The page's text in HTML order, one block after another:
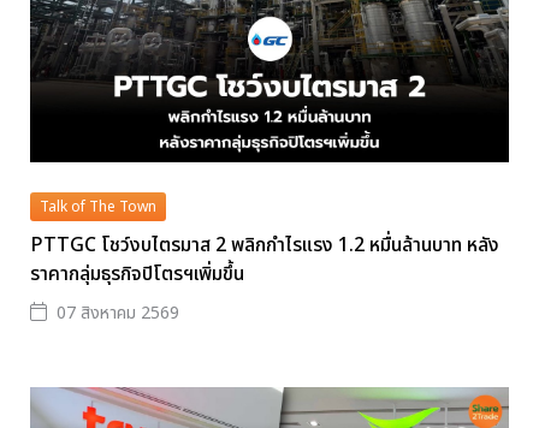
Talk of The Town
PTTGC โชว์งบไตรมาส 2 พลิกกำไรแรง 1.2 หมื่นล้านบาท หลัง
ราคากลุ่มธุรกิจปิโตรฯเพิ่มขึ้น
07 สิงหาคม 2569